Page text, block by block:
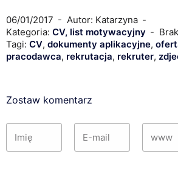
06/01/2017
Autor: Katarzyna
Kategoria: CV, list motywacyjny
Tagi: CV, dokumenty aplikacyjne,
pracodawca, rekrutacja, rekruter,
Zostaw komentarz